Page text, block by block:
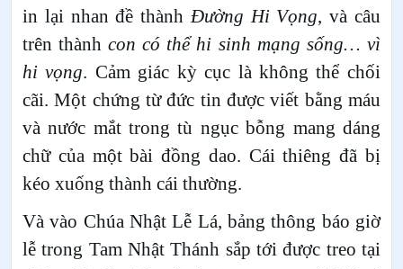
in lại nhan đề thành Đường Hi Vọng, và câu
trên thànhcon có thể hi sinh mạng sống… vì
hi vọng. Cảm giác kỳ cục là không thể chối
cãi. Một chứng từ đức tin được viết bằng máu
và nước mắt trong tù ngục bỗng mang dáng
chữ của một bài đồng dao. Cái thiêng đã bị
kéo xuống thành cái thường.
Và vào Chúa Nhật Lễ Lá, bảng thông báo giờ
lễ trong Tam Nhật Thánh sắp tới được treo tại